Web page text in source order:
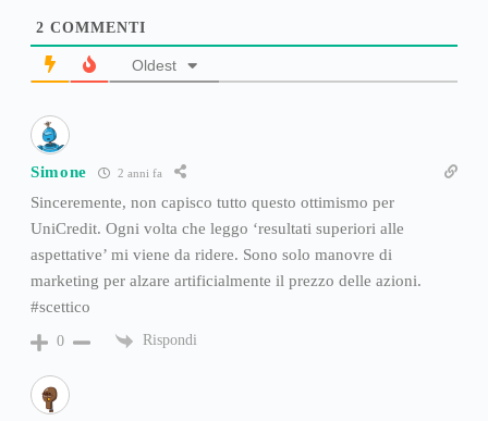
2 COMMENTI
Oldest
Simone 2 anni fa
Sinceremente, non capisco tutto questo ottimismo per
UniCredit. Ogni volta che leggo ‘resultati superiori alle
aspettative’ mi viene da ridere. Sono solo manovre di
marketing per alzare artificialmente il prezzo delle azioni.
#scettico
0 Rispondi